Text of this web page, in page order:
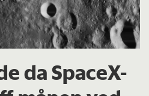
da SpaceX-